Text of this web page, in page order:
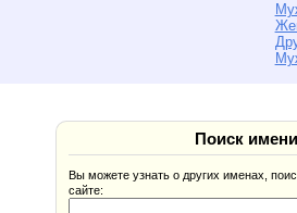
Поиск имени
Вы можете узнать о других именах,
сайте: